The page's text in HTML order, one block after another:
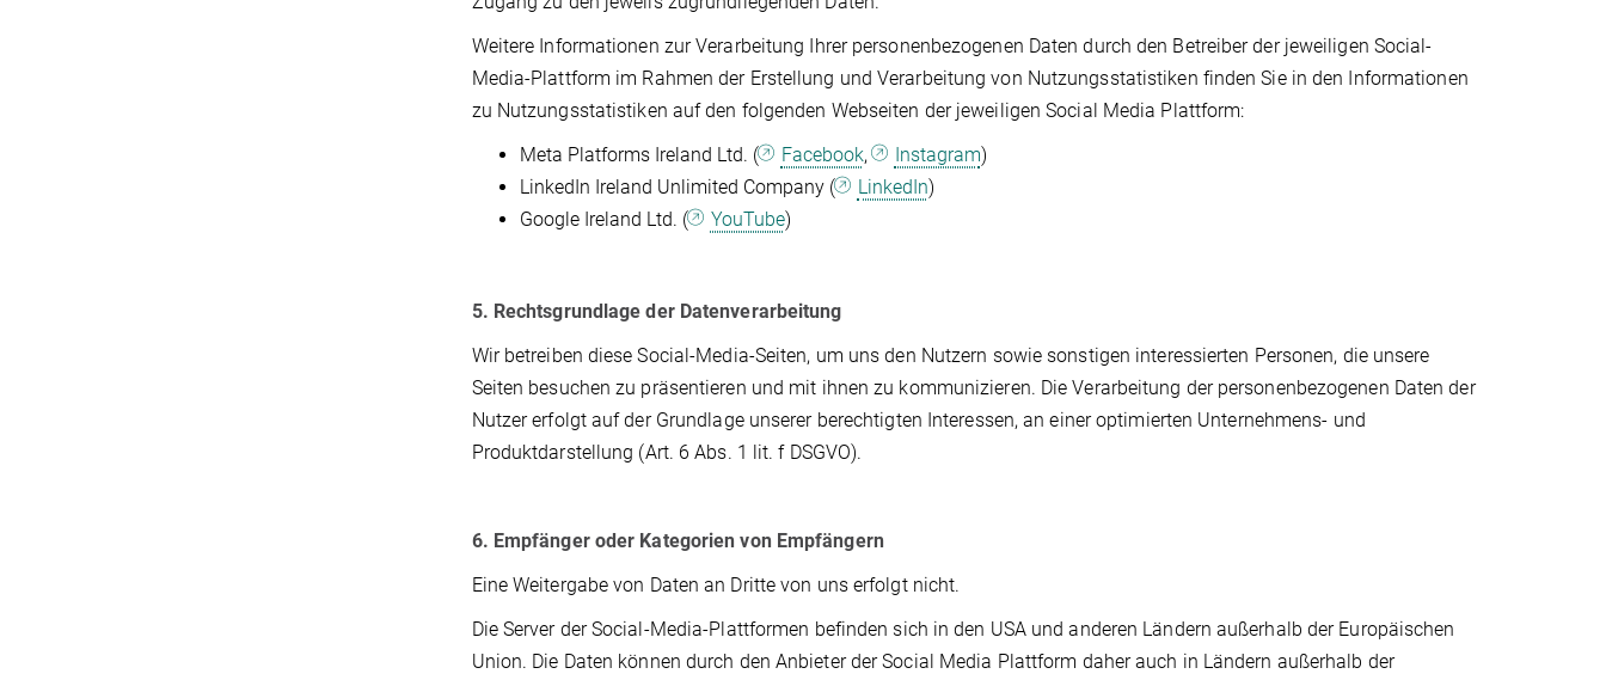
Weitere Informationen zur Verarbeitung Ihrer personenbezogenen Daten durch den Betreiber der jeweiligen Social-
Media-Plattform im Rahmen der Erstellung und Verarbeitung von Nutzungsstatistiken finden Sie in den Informationen
zu Nutzungsstatistiken auf den folgenden Webseiten der jeweiligen Social Media Plattform:
Meta Platforms Ireland Ltd. (
Facebook, Instagram)
LinkedIn Ireland Unlimited Company (
LinkedIn)
Google Ireland Ltd. (
YouTube)
5. Rechtsgrundlage der Datenverarbeitung
Wir betreiben diese Social-Media-Seiten, um uns den Nutzern sowie sonstigen interessierten Personen, die unsere
Seiten besuchen zu präsentieren und mit ihnen zu kommunizieren. Die Verarbeitung der personenbezogenen Daten der
Nutzer erfolgt auf der Grundlage unserer berechtigten Interessen, an einer optimierten Unternehmens- und
Produktdarstellung (Art. 6 Abs. 1 lit. f DSGVO).
6. Empfänger oder Kategorien von Empfängern
Eine Weitergabe von Daten an Dritte von uns erfolgt nicht.
Die Server der Social-Media-Plattformen befinden sich in den USA und anderen Ländern außerhalb der Europäischen
Union. Die Daten können durch den Anbieter der Social Media Plattform daher auch in Ländern außerhalb der